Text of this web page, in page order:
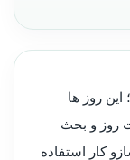
این روز ها
روز و بحث
کار استفاده